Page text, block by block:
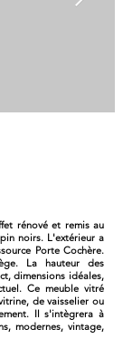
rénové et remis au
noirs. L'extérieur a
Porte Cochère.
La hauteur des
dimensions idéales,
Ce meuble vitré
de vaisselier ou
Il s'intègrera à
modernes, vintage,